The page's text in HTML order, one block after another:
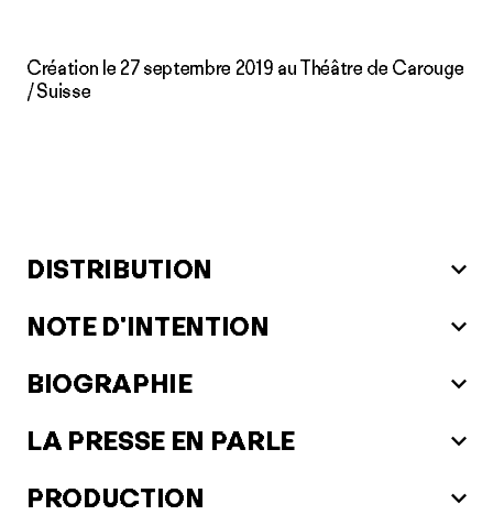
Création le 27 septembre 2019 au Théâtre de Carouge
/ Suisse
DISTRIBUTION
NOTE D'INTENTION
BIOGRAPHIE
LA PRESSE EN PARLE
PRODUCTION